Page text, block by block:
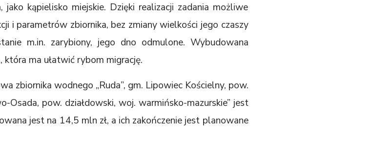
kąpielisko miejskie. Dzięki realizacji zadania możliwe
i parametrów zbiornika, bez zmiany wielkości jego czaszy
m.in. zarybiony, jego dno odmulone. Wybudowana
ma ułatwić rybom migrację.
zbiornika wodnego „Ruda”, gm. Lipowiec Kościelny, pow.
Osada, pow. działdowski, woj. warmińsko-mazurskie” jest
jest na 14,5 mln zł, a ich zakończenie jest planowane